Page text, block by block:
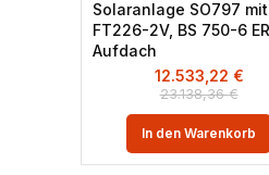
Solaranlage SO797 mit
FT226-2V, BS 750-6
Aufdach
23.138,36€
12.533,22 €
In den Warenkorb